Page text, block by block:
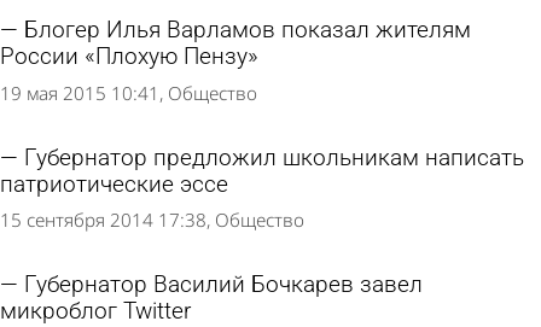
Блогер Илья Варламов показал жителям
России «Плохую Пензу»
19 мая 2015 10:41 Общество
Губернатор предложил школьникам написать
патриотические эссе
15 сентября 2014 17:38 Общество
Губернатор Василий Бочкарев завел
микроблог Twitter